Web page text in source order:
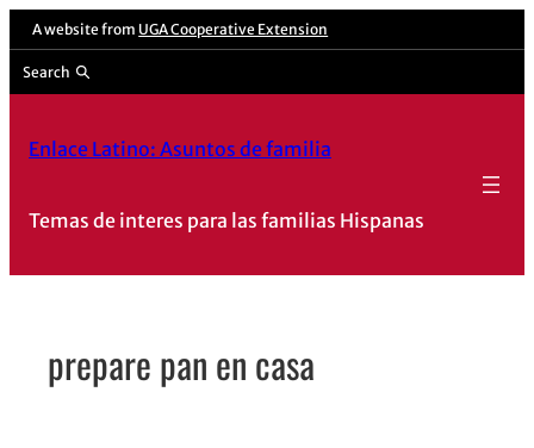
Skip
content
A website from UGA Cooperative Extension
Search
Enlace Latino: Asuntos de familia
Temas de interes para las familias Hispanas
prepare pan en casa